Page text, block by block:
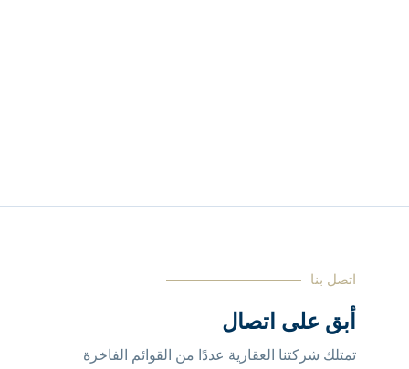
اتصل بنا
أبق على اتصال
تمتلك شركتنا العقارية عددًا من القوائم الفاخرة